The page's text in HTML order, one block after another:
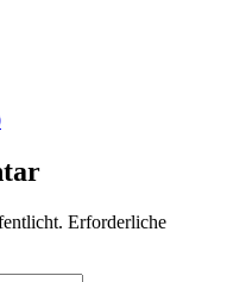
Erforderliche